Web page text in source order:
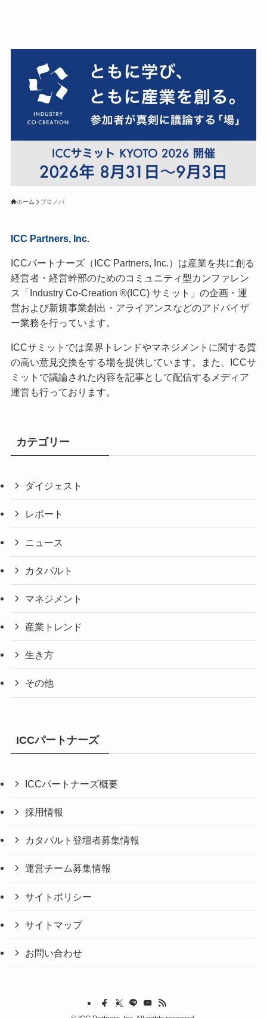
ホーム プロノバ
ICC Partners, Inc.
ICCパートナーズ（ICC Partners, Inc.）は産業を共に創る
経営者・経営幹部のためのコミュニティ型カンファレン
ス「Industry Co-Creation ®(ICC) サミット」の企画・運
営および新規事業創出・アライアンスなどのアドバイザ
ー業務を行っています。
ICCサミットでは業界トレンドやマネジメントに関する質
の高い意見交換をする場を提供しています。また、ICCサ
ミットで議論された内容を記事として配信するメディア
運営も行っております。
カテゴリー
ダイジェスト
レポート
ニュース
カタパルト
マネジメント
産業トレンド
生き方
その他
ICCパートナーズ
ICCパートナーズ概要
採用情報
カタパルト登壇者募集情報
運営チーム募集情報
サイトポリシー
サイトマップ
お問い合わせ